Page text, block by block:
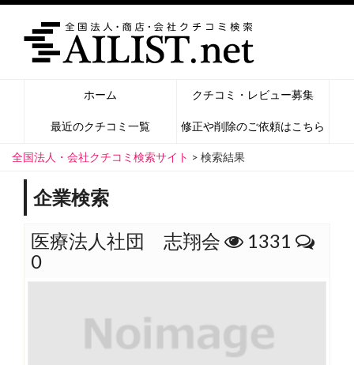
ホーム クチコミ・レビュー募集
最近のクチコミ一覧 修正や削除のご依頼はこちら
全国法人・会社クチコミ検索サイト > 検索結果
企業検索
医療法人社団 志翔会
1331
0